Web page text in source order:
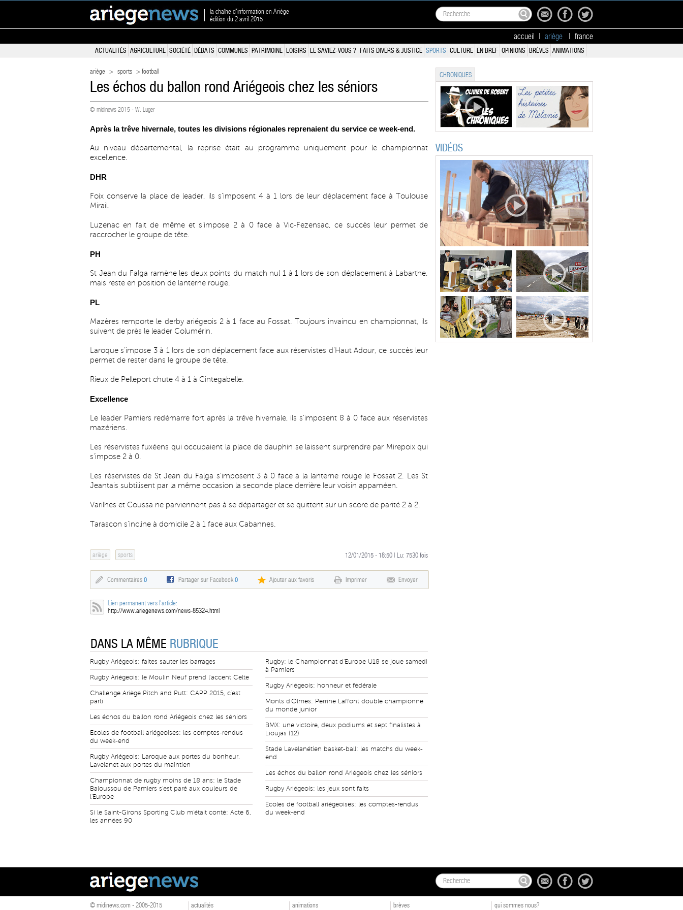
la chaîne d'information en Ariège
édition du 2 avril 2015
accueil ariège france
ACTUALITÉS AGRICULTURE SOCIÉTÉ DÉBATS COMMUNES PATRIMOINE LOISIRS LE SAVIEZ-VOUS ? FAITS DIVERS & JUSTICE SPORTS CULTURE EN BREF OPINIONS BRÈVES ANIMATIONS
ariège > sports > football
Les échos du ballon rond Ariégeois chez les séniors
© midinews 2015 - W. Luger
Après la trêve hivernale, toutes les divisions régionales reprenaient du service ce week-end.
Au niveau départemental, la reprise était au programme uniquement pour le championnat
excellence.
DHR
Foix conserve la place de leader, ils s’imposent 4 à 1 lors de leur déplacement face à Toulouse
Mirail.
Luzenac en fait de même et s’impose 2 à 0 face à Vic-Fezensac, ce succès leur permet de
raccrocher le groupe de tête.
PH
St Jean du Falga ramène les deux points du match nul 1 à 1 lors de son déplacement à Labarthe,
mais reste en position de lanterne rouge.
PL
Mazères remporte le derby ariégeois 2 à 1 face au Fossat. Toujours invaincu en championnat, ils
suivent de près le leader Columérin.
Laroque s’impose 3 à 1 lors de son déplacement face aux réservistes d’Haut Adour, ce succès leur
permet de rester dans le groupe de tête.
Rieux de Pelleport chute 4 à 1 à Cintegabelle.
Excellence
Le leader Pamiers redémarre fort après la trêve hivernale, ils s’imposent 8 à 0 face aux réservistes
mazériens.
Les réservistes fuxéens qui occupaient la place de dauphin se laissent surprendre par Mirepoix qui
s’impose 2 à 0.
Les réservistes de St Jean du Falga s’imposent 3 à 0 face à la lanterne rouge le Fossat 2. Les St
Jeantais subtilisent par la même occasion la seconde place derrière leur voisin appaméen.
Varilhes et Coussa ne parviennent pas à se départager et se quittent sur un score de parité 2 à 2.
Tarascon s’incline à domicile 2 à 1 face aux Cabannes.
ariège sports 12/01/2015 - 18:50 | Lu: 7530 fois
Commentaires 0 Partager sur Facebook0 Ajouter aux favoris Imprimer Envoyer
Lien permanent vers l'article:
http://www.ariegenews.com/news-85324.html
DANS LA MÊME RUBRIQUE
Rugby Ariégeois: faites sauter les barrages
Rugby Ariégeois: le Moulin Neuf prend l'accent Celte
Challenge Ariège Pitch and Putt: CAPP 2015, c'est
parti
Les échos du ballon rond Ariégeois chez les séniors
Ecoles de football ariégeoises: les comptes-rendus
du week-end
Rugby Ariégeois: Laroque aux portes du bonheur,
Lavelanet aux portes du maintien
Championnat de rugby moins de 18 ans: le Stade
Baloussou de Pamiers s'est paré aux couleurs de
l'Europe
Si le Saint-Girons Sporting Club m'était conté: Acte 6,
les années 90
Rugby: le Championnat d'Europe U18 se joue samedi
à Pamiers
Rugby Ariégeois: honneur et fédérale
Monts d'Olmes: Perrine Laffont double championne
du monde junior
BMX: une victoire, deux podiums et sept finalistes à
Lioujas (12)
Stade Lavelanétien basket-ball: les matchs du week-
end
Les échos du ballon rond Ariégeois chez les séniors
Rugby Ariégeois: les jeux sont faits
Ecoles de football ariégeoises: les comptes-rendus
du week-end
CHRONIQUES
VIDÉOS
© midinews.com - 2005-2015
actualités
animations
brèves
qui sommes nous?